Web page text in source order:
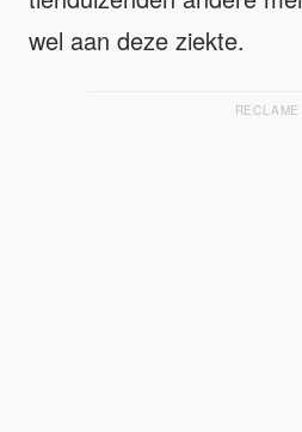
wel aan deze ziekte.
RECLAME